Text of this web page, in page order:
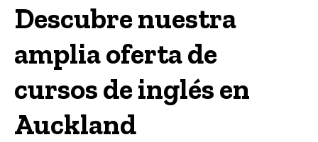
Descubre nuestra
amplia oferta de
cursos de inglés en
Auckland